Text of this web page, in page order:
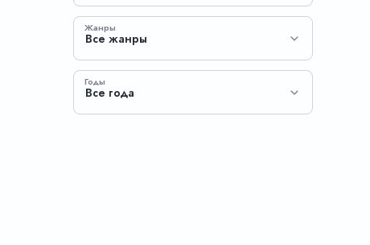
Жанры
Все жанры
Годы
Все года